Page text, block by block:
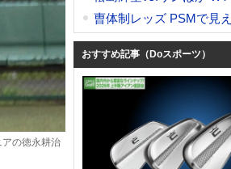
の徳永耕治
曺体制レッズ PSMで見
おすすめ記事（Doスポーツ）